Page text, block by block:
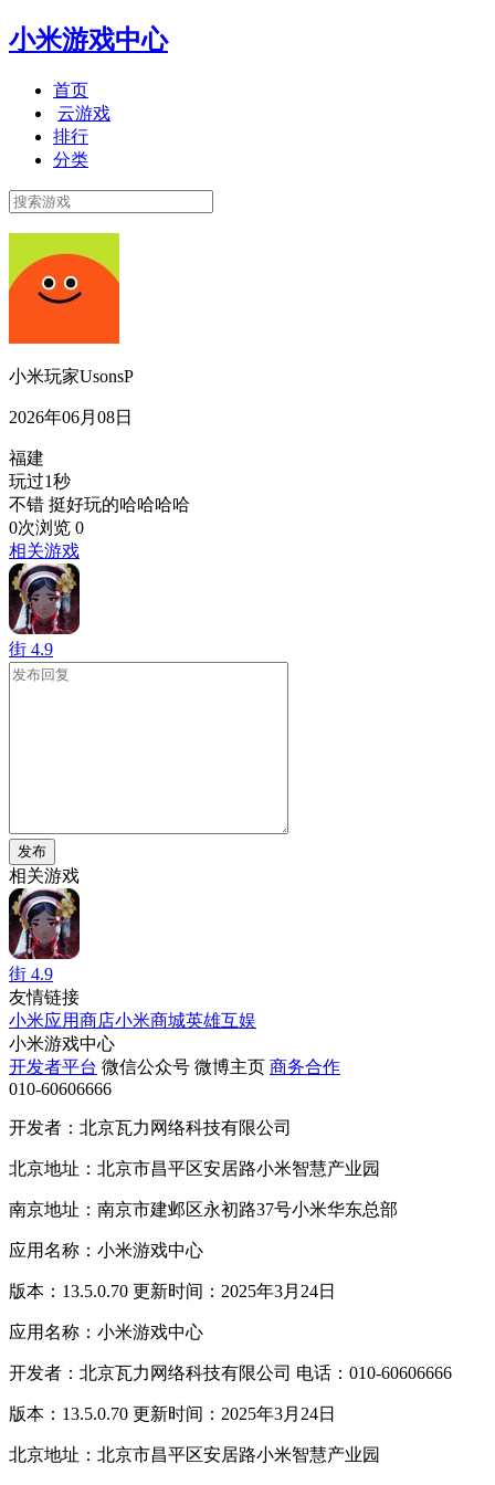
小米游戏中心
首页
云游戏
排行
分类
小米玩家UsonsP
2026年06月08日
福建
玩过1秒
不错 挺好玩的哈哈哈哈
0次浏览 0
相关游戏
街 4.9
发布
相关游戏
街 4.9
友情链接
小米应用商店小米商城英雄互娱
小米游戏中心
开发者平台 微信公众号 微博主页 商务合作
010-60606666
开发者：北京瓦力网络科技有限公司
北京地址：北京市昌平区安居路小米智慧产业园
南京地址：南京市建邺区永初路37号小米华东总部
应用名称：小米游戏中心
版本：13.5.0.70 更新时间：2025年3月24日
应用名称：小米游戏中心
开发者：北京瓦力网络科技有限公司 电话：010-60606666
版本：13.5.0.70 更新时间：2025年3月24日
北京地址：北京市昌平区安居路小米智慧产业园